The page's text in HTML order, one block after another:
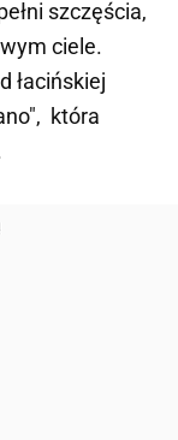
szczęścia,
ciele.
łacińskiej
która